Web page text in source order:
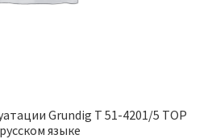
Grundig T 51-4201/5 TOP
языке